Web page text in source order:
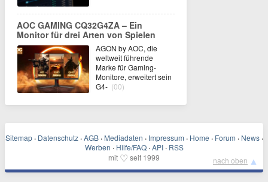
AOC GAMING CQ32G4ZA – Ein
Monitor für drei Arten von Spielen
AGON by AOC, die
weltweit führende
Marke für Gaming-
Monitore, erweitert sein
G4- (00)
Sitemap · Datenschutz · AGB · Mediadaten · Impressum · Home · Forum · News ·
Werben · Hilfe/FAQ · API · RSS
mit ♡ seit 1999 nach oben ▲